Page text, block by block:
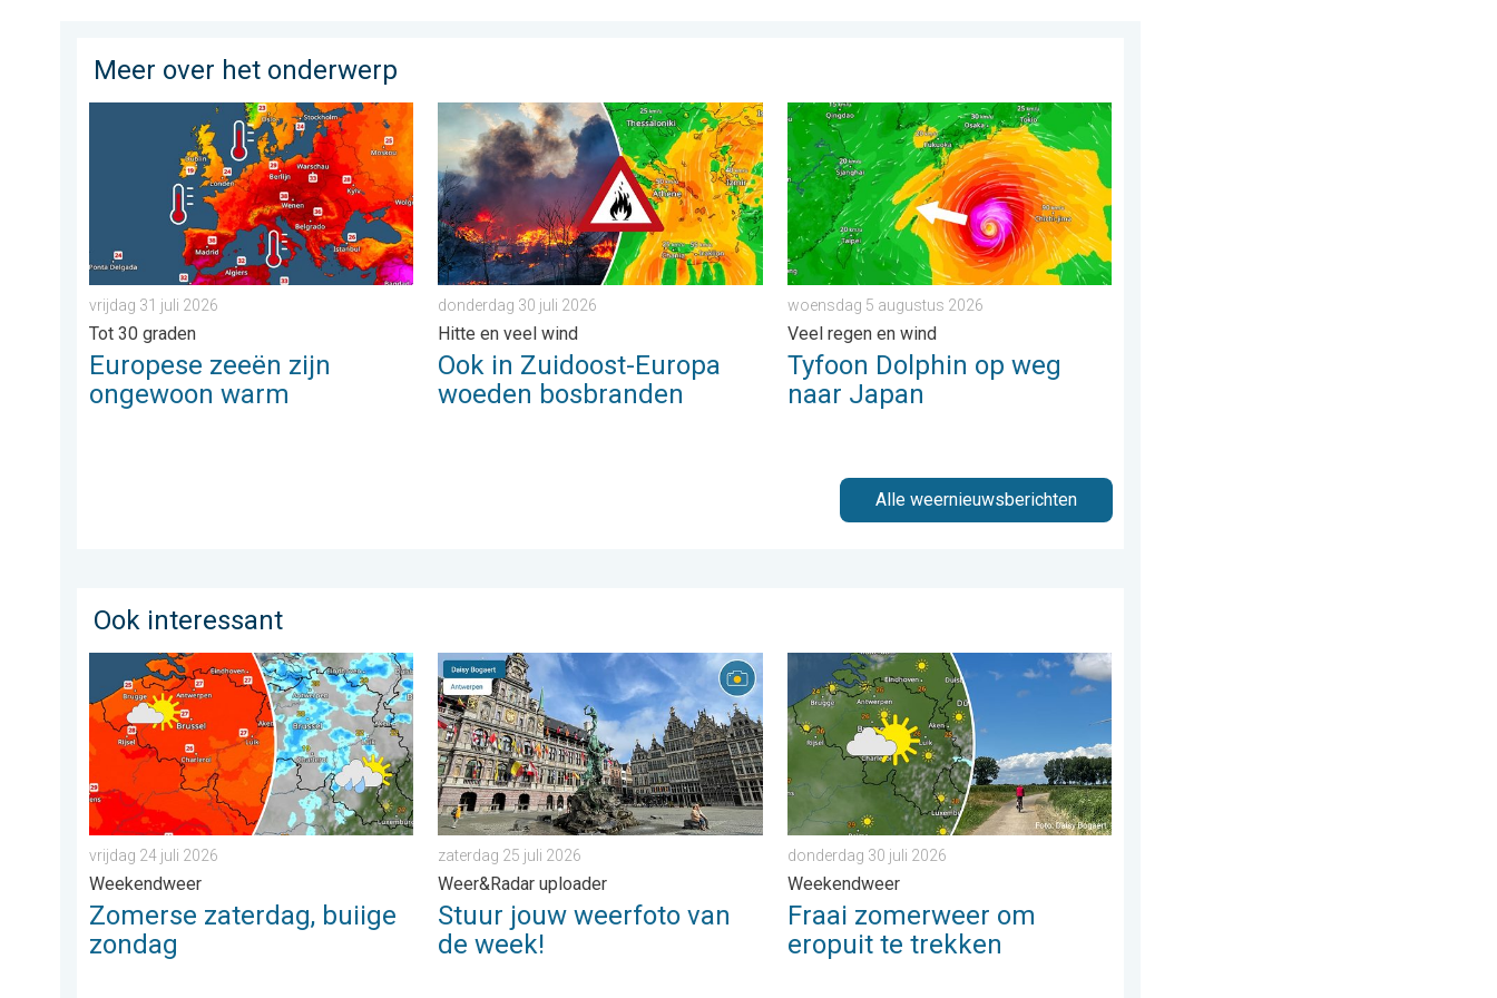
Meer over het onderwerp
Europese zeeën zijn ongewoon warm. Tot 30 graden. . . vrijdag 31 juli 2026
vrijdag 31 juli 2026
Tot 30 graden
Europese zeeën zijn
ongewoon warm
Ook in Zuidoost-Europa woeden bosbranden. Hitte en veel wind. . . donderdag 30 juli 2026
donderdag 30 juli 2026
Hitte en veel wind
Ook in Zuidoost-Europa
woeden bosbranden
Tyfoon Dolphin op weg naar Japan. Veel regen en wind. . . woensdag 5 augustus 2026
woensdag 5 augustus 2026
Veel regen en wind
Tyfoon Dolphin op weg
naar Japan
Alle weernieuwsberichten
Ook interessant
Zomerse zaterdag, buiige zondag. Weekendweer. . . vrijdag 24 juli 2026
vrijdag 24 juli 2026
Weekendweer
Zomerse zaterdag, buiige
zondag
Stuur jouw weerfoto van de week!. Weer&Radar uploader. . . zaterdag 25 juli 2026
zaterdag 25 juli 2026
Weer&Radar uploader
Stuur jouw weerfoto van
de week!
Fraai zomerweer om eropuit te trekken. Weekendweer. . . donderdag 30 juli 2026
donderdag 30 juli 2026
Weekendweer
Fraai zomerweer om
eropuit te trekken